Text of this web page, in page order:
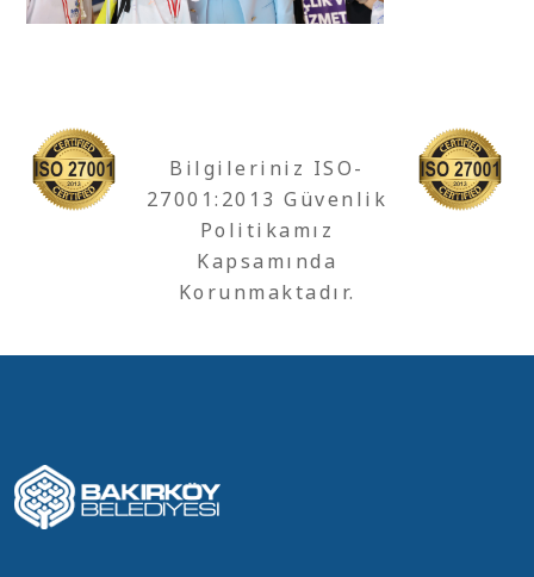
Bilgileriniz ISO-
27001:2013 Güvenlik
Politikamız
Kapsamında
Korunmaktadır.